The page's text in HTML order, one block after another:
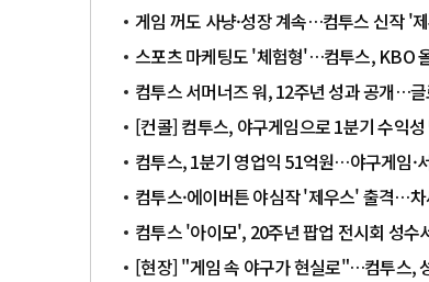
게임 꺼도 사냥·성장 계속…컴투스 신작 '
스포츠 마케팅도 '체험형'…컴투스, KBO
컴투스 서머너즈 워, 12주년 성과 공개…
[컨콜] 컴투스, 야구게임으로 1분기 수익
컴투스, 1분기 영업익 51억원…야구게임·
컴투스·에이버튼 야심작 '제우스' 출격…
컴투스 '아이모', 20주년 팝업 전시회 성수
[현장] "게임 속 야구가 현실로"…컴투스,